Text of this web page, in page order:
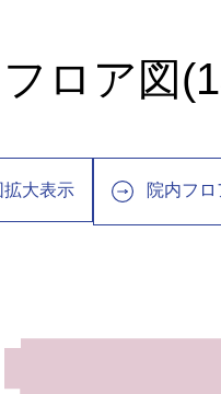
ロア図
拡大表示 院内フ